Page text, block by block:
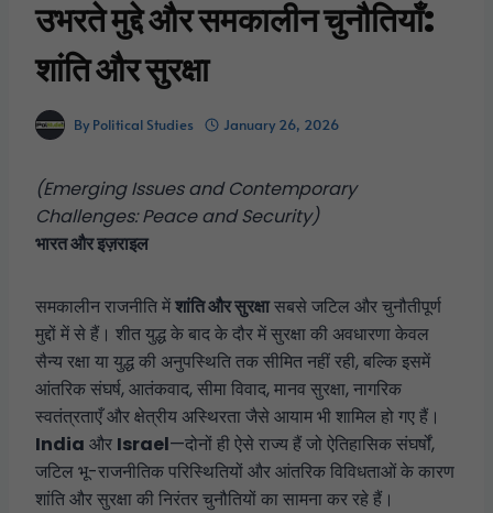
उभरते मुद्दे और समकालीन चुनौतियाँ:
शांति और सुरक्षा
By Political Studies January 26, 2026
(Emerging Issues and Contemporary
Challenges: Peace and Security)
भारत और इज़राइल
समकालीन राजनीति मेंशांति और सुरक्षासबसे जटिल और चुनौतीपूर्ण
मुद्दों में से हैं। शीत युद्ध के बाद के दौर में सुरक्षा की अवधारणा केवल
सैन्य रक्षा या युद्ध की अनुपस्थिति तक सीमित नहीं रही, बल्कि इसमें
आंतरिक संघर्ष, आतंकवाद, सीमा विवाद, मानव सुरक्षा, नागरिक
स्वतंत्रताएँ और क्षेत्रीय अस्थिरता जैसे आयाम भी शामिल हो गए हैं।
India और Israel—दोनों ही ऐसे राज्य हैं जो ऐतिहासिक संघर्षों,
जटिल भू-राजनीतिक परिस्थितियों और आंतरिक विविधताओं के कारण
शांति और सुरक्षा की निरंतर चुनौतियों का सामना कर रहे हैं।